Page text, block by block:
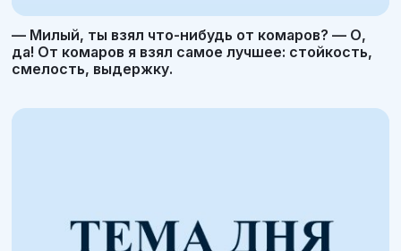
— Милый, ты взял что-нибудь от комаров? — О,
да! От комаров я взял самое лучшее: стойкость,
смелость, выдержку.